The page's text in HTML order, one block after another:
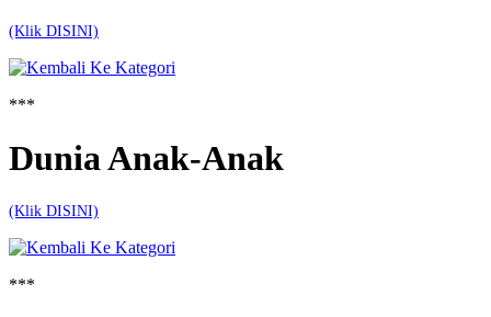
(Klik DISINI)
***
Dunia Anak-Anak
(Klik DISINI)
***